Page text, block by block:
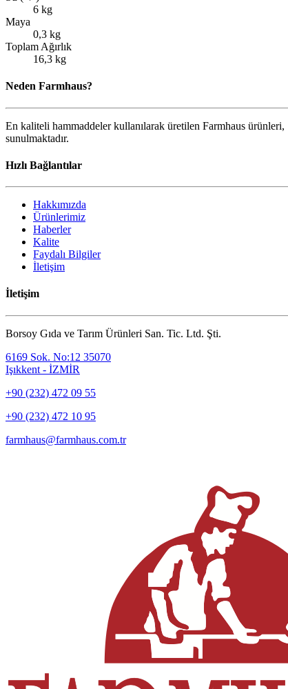
6 kg
Maya
0,3 kg
Toplam Ağırlık
16,3 kg
Neden Farmhaus?
En kaliteli hammaddeler kullanılarak üretilen Farmhaus ürünleri,
sunulmaktadır.
Hızlı Bağlantılar
Hakkımızda
Ürünlerimiz
Haberler
Kalite
Faydalı Bilgiler
İletişim
İletişim
Borsoy Gıda ve Tarım Ürünleri San. Tic. Ltd. Şti.
6169 Sok. No:12 35070
Işıkkent - İZMİR
+90 (232) 472 09 55
+90 (232) 472 10 95
farmhaus@farmhaus.com.tr